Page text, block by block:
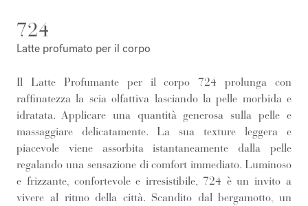
724
Latte profumato per il corpo
Il Latte Profumante per il corpo 724 prolunga con
raffinatezza la scia olfattiva lasciando la pelle morbida e
idratata. Applicare una quantità generosa sulla pelle e
massaggiare delicatamente. La sua texture leggera e
piacevole viene assorbita istantaneamente dalla pelle
regalando una sensazione di comfort immediato. Luminoso
e frizzante, confortevole e irresistibile, 724 è un invito a
vivere al ritmo della città. Scandito dal bergamotto, un